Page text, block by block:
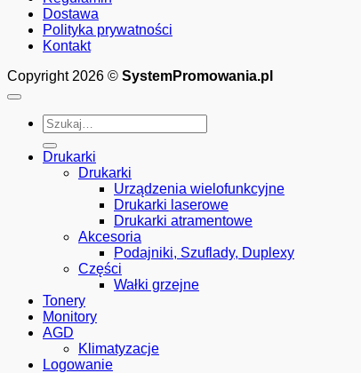
Dostawa
Polityka prywatności
Kontakt
Copyright 2026 © SystemPromowania.pl
Szukaj:
Drukarki
Drukarki
Urządzenia wielofunkcyjne
Drukarki laserowe
Drukarki atramentowe
Akcesoria
Podajniki, Szuflady, Duplexy
Części
Wałki grzejne
Tonery
Monitory
AGD
Klimatyzacje
Logowanie